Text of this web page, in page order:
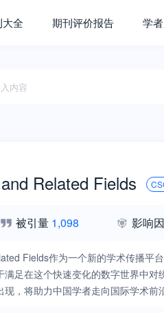
全 期刊评价报告 学
Related Fields
被引量 1,098 影响
Fields作为一个新的学术传播平
满足在这个快速变化的数字世界
，将助力中国学者走向国际学术前